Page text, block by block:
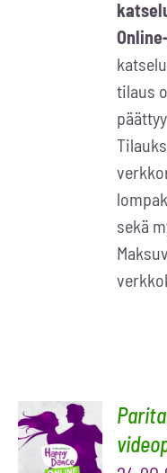
tilaus
sekä
LISÄÄ
OSTOSKORIIN
/